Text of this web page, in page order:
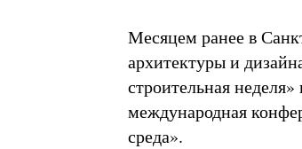
Месяцем ранее в
архитектуры и
строительная
международная
среда».